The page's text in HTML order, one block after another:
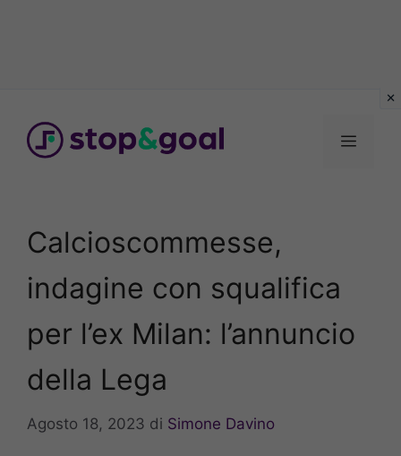
contenuto
Menu
Calcioscommesse,
indagine con squalifica
per l’ex Milan: l’annuncio
della Lega
Agosto 18, 2023 di Simone Davino